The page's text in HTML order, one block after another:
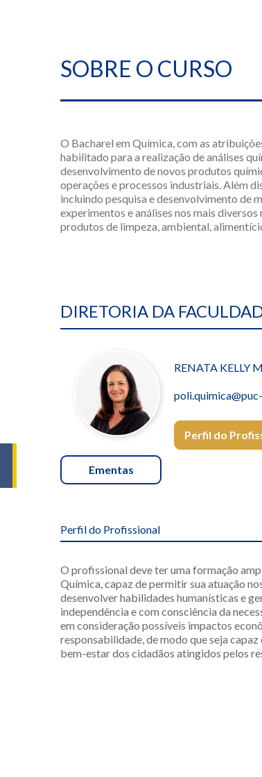
SOBRE O CURSO
O Bacharel em Química, com as
habilitado para a realização de análises
desenvolvimento de novos produtos
operações e processos industriais. Além
incluindo pesquisa e desenvolvimento de
experimentos e análises nos mais
produtos de limpeza, ambiental,
DIRETORIA DA
RENATA KELLY
Perfil do
Ementas
Perfil do Profissional
O profissional deve ter uma formação
Química, capaz de permitir sua atuação
desenvolver habilidades humanísticas e
independência e com consciência da
em consideração possíveis impactos
responsabilidade, de modo que seja
bem-estar dos cidadãos atingidos pelos